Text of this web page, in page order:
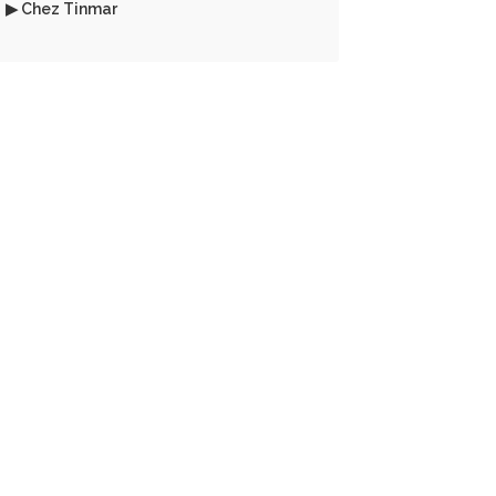
▶ Chez Tinmar